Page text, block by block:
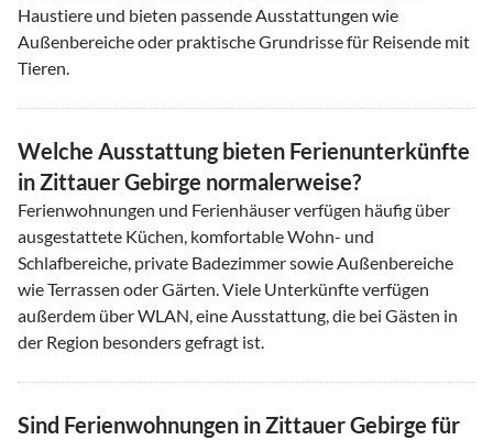
Haustiere und bieten passende Ausstattungen wie
Außenbereiche oder praktische Grundrisse für Reisende mit
Tieren.
Welche Ausstattung bieten Ferienunterkünfte
in Zittauer Gebirge normalerweise?
Ferienwohnungen und Ferienhäuser verfügen häufig über
ausgestattete Küchen, komfortable Wohn- und
Schlafbereiche, private Badezimmer sowie Außenbereiche
wie Terrassen oder Gärten. Viele Unterkünfte verfügen
außerdem über WLAN, eine Ausstattung, die bei Gästen in
der Region besonders gefragt ist.
Sind Ferienwohnungen in Zittauer Gebirge für